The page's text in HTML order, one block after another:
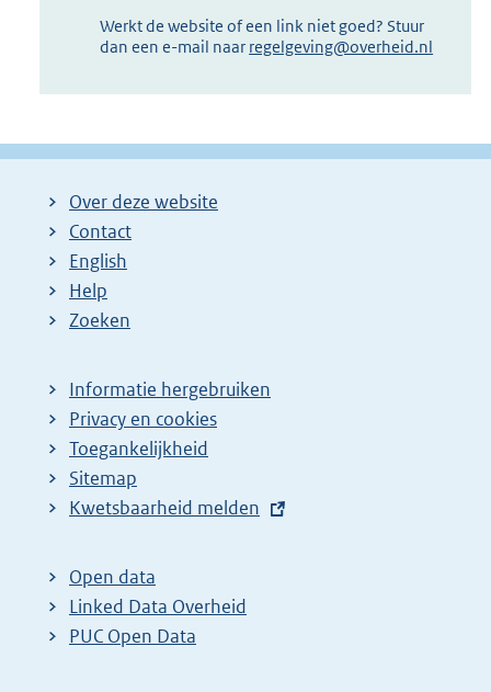
Werkt de website of een link niet goed? Stuur
dan een e-mail naar regelgeving@overheid.nl
Over deze website
Contact
English
Help
Zoeken
Informatie hergebruiken
Privacy en cookies
Toegankelijkheid
Sitemap
E
t
e
r
Kwetsbaarheid melden
Open data
Linked Data Overheid
PUC Open Data